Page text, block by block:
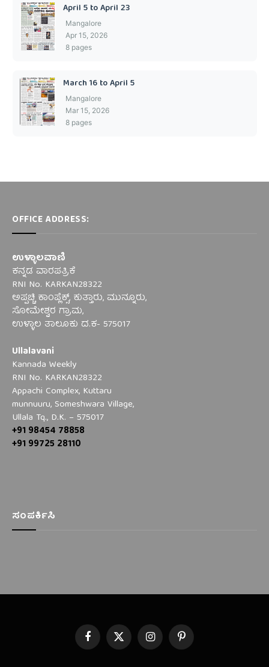
April 5 to April 23
Mangalore
Apr 15, 2026
8 pages
March 16 to April 5
Mangalore
Mar 15, 2026
8 pages
OFFICE ADDRESS:
ಉಳ್ಳಾಲವಾಣಿ
ಕನ್ನಡ ವಾರಪತ್ರಿಕೆ
RNI No. KARKAN28322
ಅಪ್ಪಚ್ಚಿ ಕಾಂಪ್ಲೆಕ್ಸ್‌, ಕುತ್ತಾರು, ಮುನ್ನೂರು,
ಸೋಮೇಶ್ವರ ಗ್ರಾಮ,
ಉಳ್ಳಾಲ ತಾಲೂಕು ದ.ಕ- 575017
Ullalavani
Kannada Weekly
RNI No. KARKAN28322
Appachi Complex, Kuttaru
munnuuru, Someshwara Village,
Ullala Tq., D.K. – 575017
+91 98454 78858
+91 99725 28110
ಸಂಪರ್ಕಿಸಿ
FacebookX
(Twitter)
InstagramPinterest